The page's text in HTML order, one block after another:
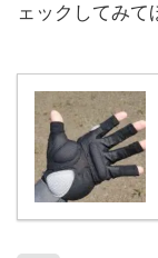
ェックしてみて